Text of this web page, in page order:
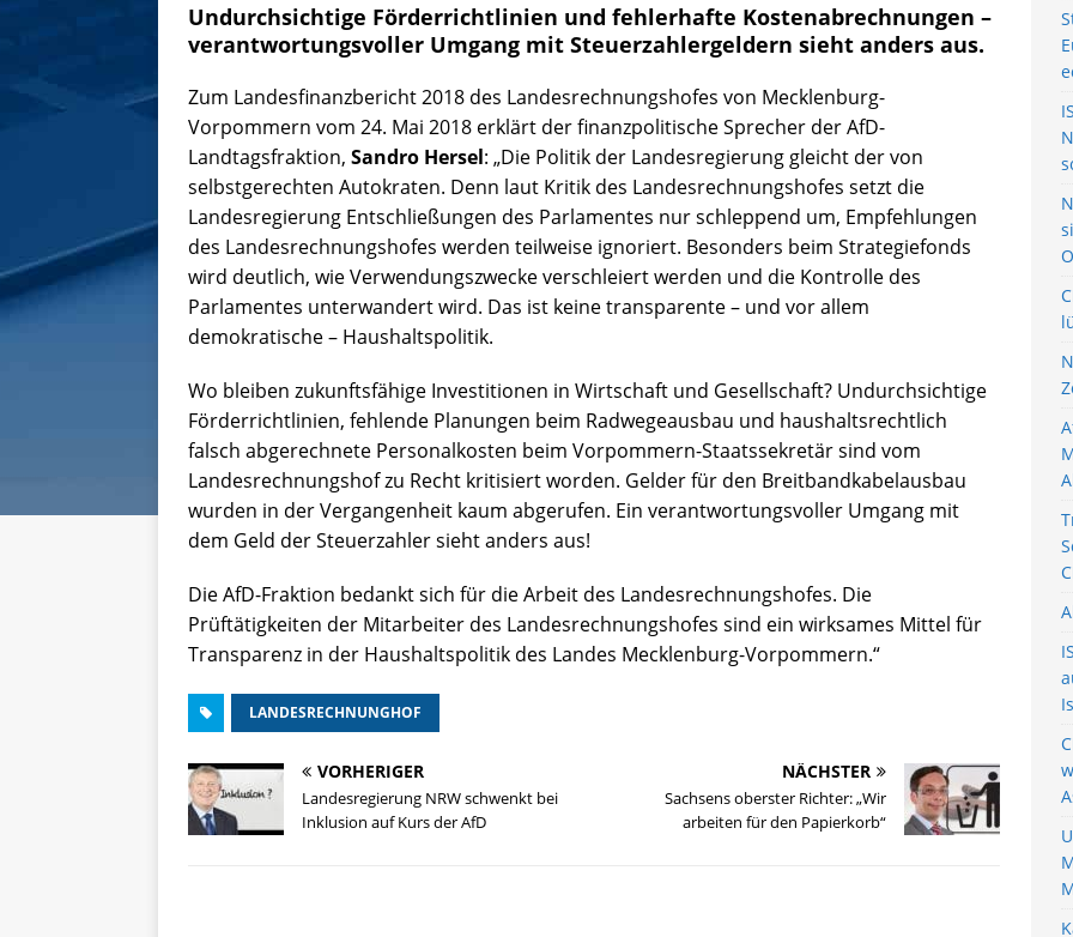
Undurchsichtige Förderrichtlinien und fehlerhafte Kostenabrechnungen –
verantwortungsvoller Umgang mit Steuerzahlergeldern sieht anders aus.
Zum Landesfinanzbericht 2018 des Landesrechnungshofes von Mecklenburg-
Vorpommern vom 24. Mai 2018 erklärt der finanzpolitische Sprecher der AfD-
Landtagsfraktion, Sandro Hersel: „Die Politik der Landesregierung gleicht der von
selbstgerechten Autokraten. Denn laut Kritik des Landesrechnungshofes setzt die
Landesregierung Entschließungen des Parlamentes nur schleppend um, Empfehlungen
des Landesrechnungshofes werden teilweise ignoriert. Besonders beim Strategiefonds
wird deutlich, wie Verwendungszwecke verschleiert werden und die Kontrolle des
Parlamentes unterwandert wird. Das ist keine transparente – und vor allem
demokratische – Haushaltspolitik.
Wo bleiben zukunftsfähige Investitionen in Wirtschaft und Gesellschaft? Undurchsichtige
Förderrichtlinien, fehlende Planungen beim Radwegeausbau und haushaltsrechtlich
falsch abgerechnete Personalkosten beim Vorpommern-Staatssekretär sind vom
Landesrechnungshof zu Recht kritisiert worden. Gelder für den Breitbandkabelausbau
wurden in der Vergangenheit kaum abgerufen. Ein verantwortungsvoller Umgang mit
dem Geld der Steuerzahler sieht anders aus!
Die AfD-Fraktion bedankt sich für die Arbeit des Landesrechnungshofes. Die
Prüftätigkeiten der Mitarbeiter des Landesrechnungshofes sind ein wirksames Mittel für
Transparenz in der Haushaltspolitik des Landes Mecklenburg-Vorpommern.“
LANDESRECHNUNGHOF
VORHERIGER
Landesregierung NRW schwenkt bei
Inklusion auf Kurs der AfD
NÄCHSTER
Sachsens oberster Richter: „Wir
arbeiten für den Papierkorb“